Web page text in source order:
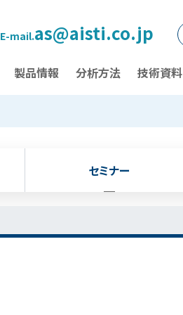
E-mail.as@aisti.co.jp
製品情報 分析方法 技術資料
セミナー